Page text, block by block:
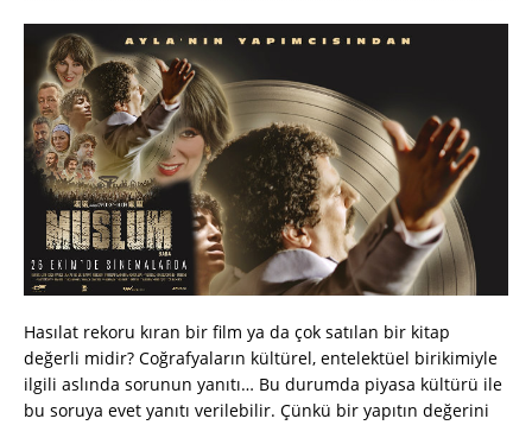
Hasılat rekoru kıran bir film ya da çok satılan bir kitap
değerli midir? Coğrafyaların kültürel, entelektüel birikimiyle
ilgili aslında sorunun yanıtı… Bu durumda piyasa kültürü ile
bu soruya evet yanıtı verilebilir. Çünkü bir yapıtın değerini